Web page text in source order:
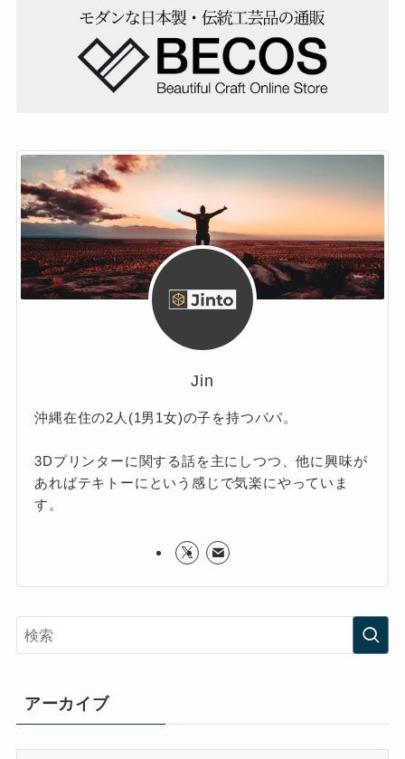
Jin
沖縄在住の2人(1男1女)の子を持つパパ。
3Dプリンターに関する話を主にしつつ、他に興味が
あればテキトーにという感じで気楽にやっていま
す。
アーカイブ